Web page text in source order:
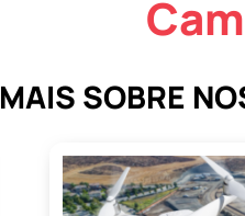
MAIS SOBRE